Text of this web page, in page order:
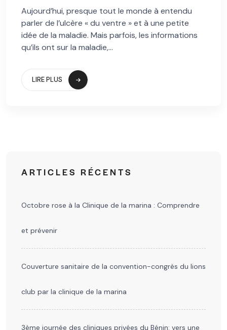
Aujourd’hui, presque tout le monde à entendu
parler de l’ulcère « du ventre » et à une petite
idée de la maladie. Mais parfois, les informations
qu’ils ont sur la maladie,...
LIRE PLUS
ARTICLES RÉCENTS
Octobre rose à la Clinique de la marina : Comprendre
et prévenir
Couverture sanitaire de la convention-congrès du lions
club par la clinique de la marina
3ème journée des cliniques privées du Bénin: vers une